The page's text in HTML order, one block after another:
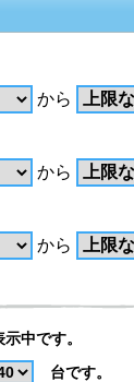
から
から
から
中です。
台です。